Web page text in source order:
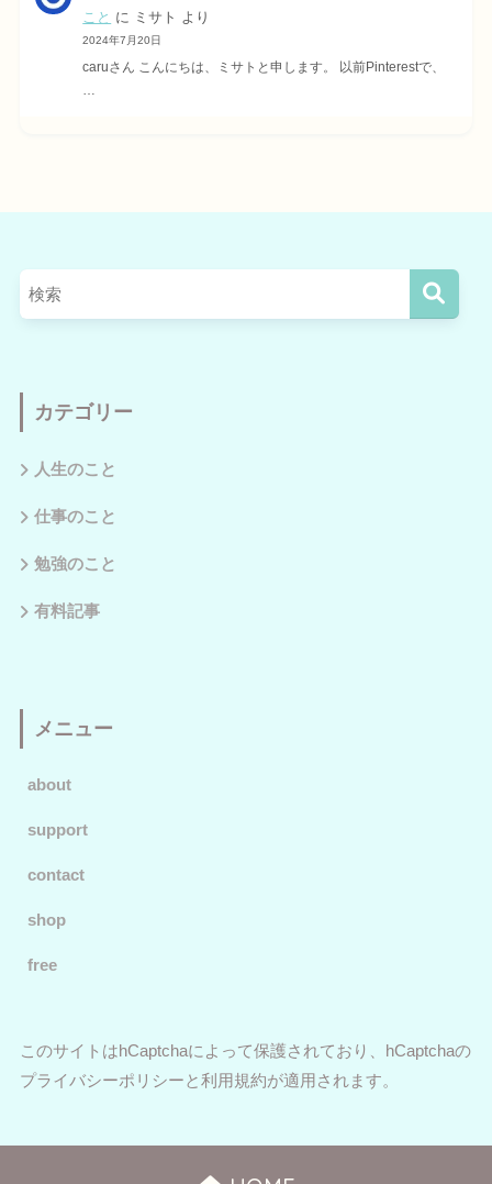
こと に ミサト より
2024年7月20日
caruさん こんにちは、ミサトと申します。 以前Pinterestで、
カテゴリー
人生のこと
仕事のこと
勉強のこと
有料記事
メニュー
about
support
contact
shop
free
このサイトはhCaptchaによって保護されており、hCaptchaの
プライバシーポリシーと利用規約が適用されます。